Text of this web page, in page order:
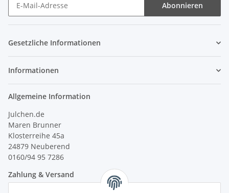
Abonnieren
Gesetzliche Informationen
Informationen
Allgemeine Information
Julchen.de
Maren Brunner
Klosterreihe 45a
24879 Neuberend
0160/94 95 7286
Zahlung & Versand